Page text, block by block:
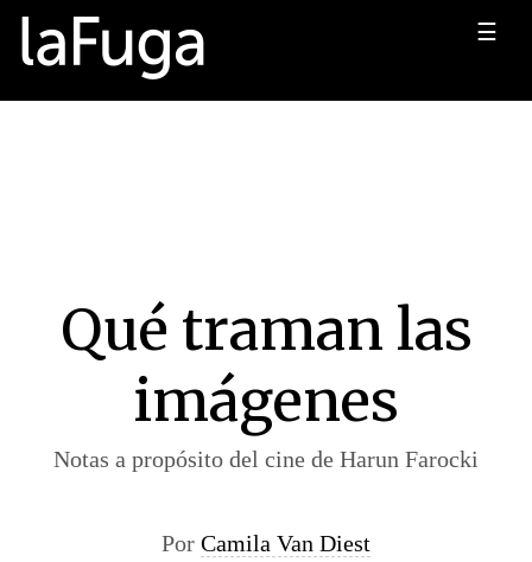
☰
Qué traman las
imágenes
Notas a propósito del cine de Harun Farocki
Por Camila Van Diest